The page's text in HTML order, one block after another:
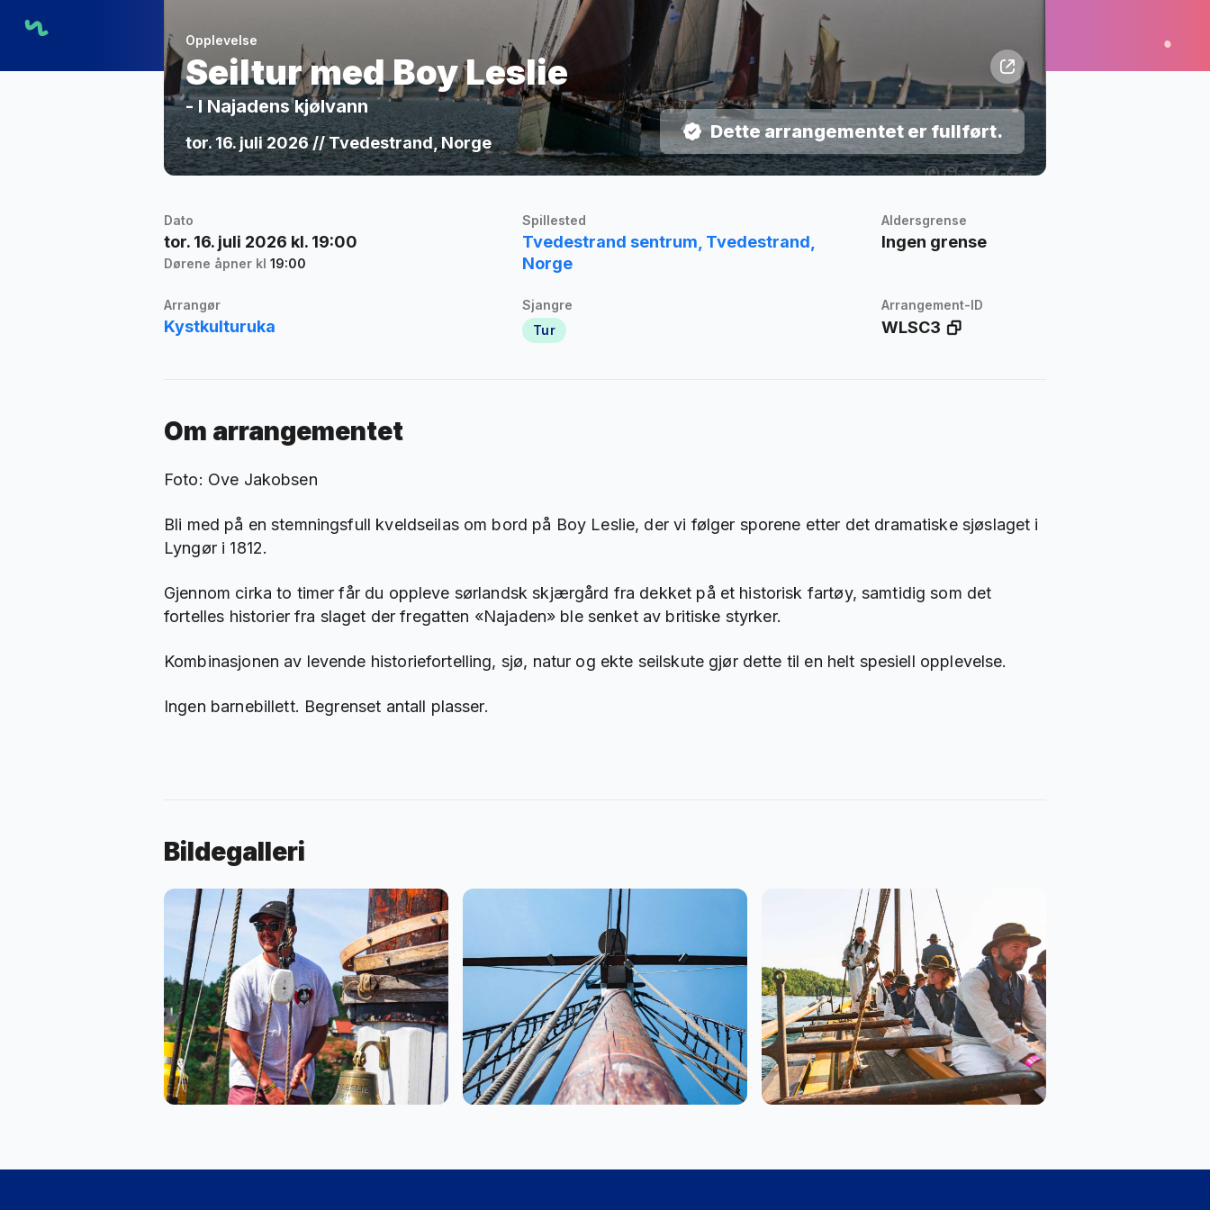
Opplevelse
Seiltur med Boy Leslie
- I Najadens kjølvann
tor. 16. juli 2026 // Tvedestrand, Norge
Dette arrangementet er fullført.
Dato
tor. 16. juli 2026 kl. 19:00
Dørene åpner kl 19:00
Spillested
Tvedestrand sentrum, Tvedestrand,
Norge
Arrangør
Kystkulturuka
Aldersgrense
Ingen grense
Arrangement-ID
WLSC3
Sjangre
Tur
Om arrangementet
Foto: Ove Jakobsen
Bli med på en stemningsfull kveldseilas om bord på Boy Leslie, der vi følger sporene etter det dramatiske sjøslaget i
Lyngør i 1812.
Gjennom cirka to timer får du oppleve sørlandsk skjærgård fra dekket på et historisk fartøy, samtidig som det
fortelles historier fra slaget der fregatten «Najaden» ble senket av britiske styrker.
Kombinasjonen av levende historiefortelling, sjø, natur og ekte seilskute gjør dette til en helt spesiell opplevelse.
Ingen barnebillett. Begrenset antall plasser.
Bildegalleri